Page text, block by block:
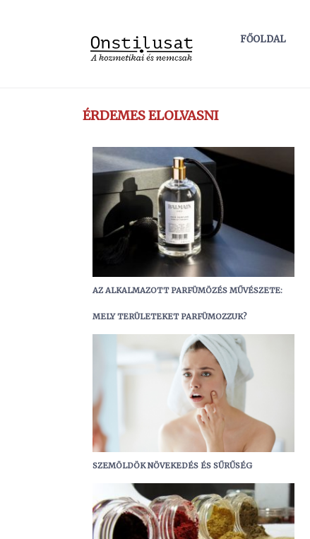
FŐOLDAL
ÉRDEMES ELOLVASNI
AZ ALKALMAZOTT PARFÜMÖZÉS MŰVÉSZETE:
MELY TERÜLETEKET PARFÜMOZZUK?
SZEMÖLDÖK NÖVEKEDÉS ÉS SŰRŰSÉG